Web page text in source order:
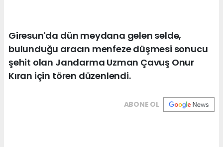
Giresun'da dün meydana gelen selde,
bulunduğu aracın menfeze düşmesi sonucu
şehit olan Jandarma Uzman Çavuş Onur
Kıran için tören düzenlendi.
ABONE OL